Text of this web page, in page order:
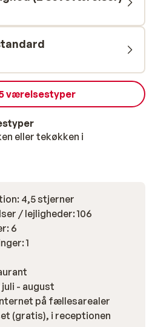
værelsestyper
eller tekøkken i
4,5 stjerner
/ lejligheder: 106
6
1
- august
på fællesarealer
(gratis), i receptionen